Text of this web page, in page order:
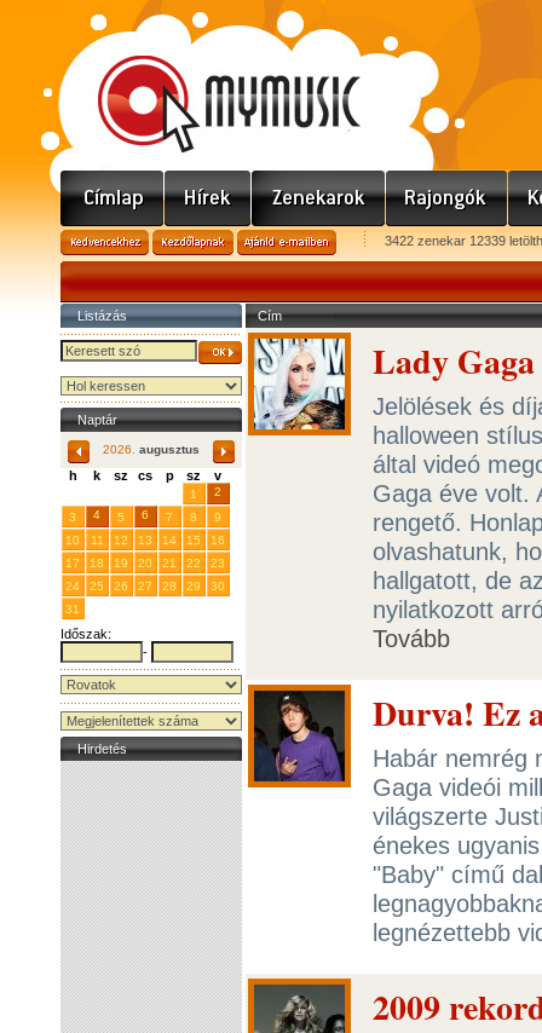
3422 zenekar 12339
Listázás
Naptár
2026. augusztus
h k sz cs p sz v
1
2
3
4 5 6 7 8
9
10
11 12 13 14 15
16
17
18 19 20 21 22
23
24
25 26 27 28 29
30
31
Időszak:
-
Hirdetés
Cím
Lady
Jelölések és
halloween
által videó
Gaga éve volt.
rengető.
olvashatunk,
hallgatott, de
nyilatkozott
Tovább
Durva! Ez
Habár nemrég
Gaga videói
világszerte
énekes
"Baby" című
legnézettebb
2009